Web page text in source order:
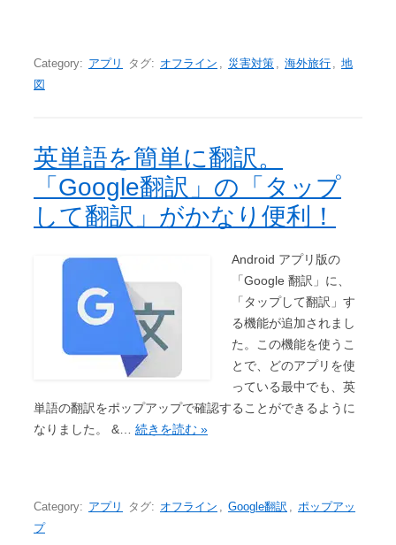
Category: アプリ タグ: オフライン , 災害対策 , 海外旅行 , 地
図
英単語を簡単に翻訳。
「Google翻訳」の「タップ
して翻訳」がかなり便利！
Android アプリ版の
「Google 翻訳」に、
「タップして翻訳」す
る機能が追加されまし
た。この機能を使うこ
とで、どのアプリを使
っている最中でも、英
単語の翻訳をポップアップで確認することができるように
なりました。 &… 続きを読む »
Category: アプリ タグ: オフライン , Google翻訳 , ポップアッ
プ